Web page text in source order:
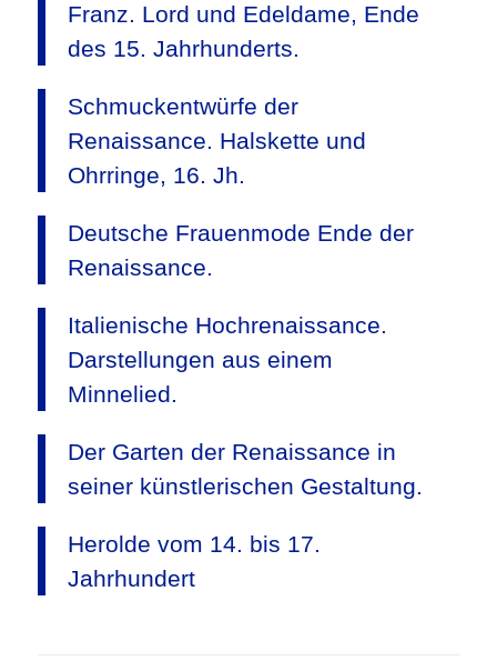
Franz. Lord und Edeldame, Ende
des 15. Jahrhunderts.
Schmuckentwürfe der
Renaissance. Halskette und
Ohrringe, 16. Jh.
Deutsche Frauenmode Ende der
Renaissance.
Italienische Hochrenaissance.
Darstellungen aus einem
Minnelied.
Der Garten der Renaissance in
seiner künstlerischen Gestaltung.
Herolde vom 14. bis 17.
Jahrhundert